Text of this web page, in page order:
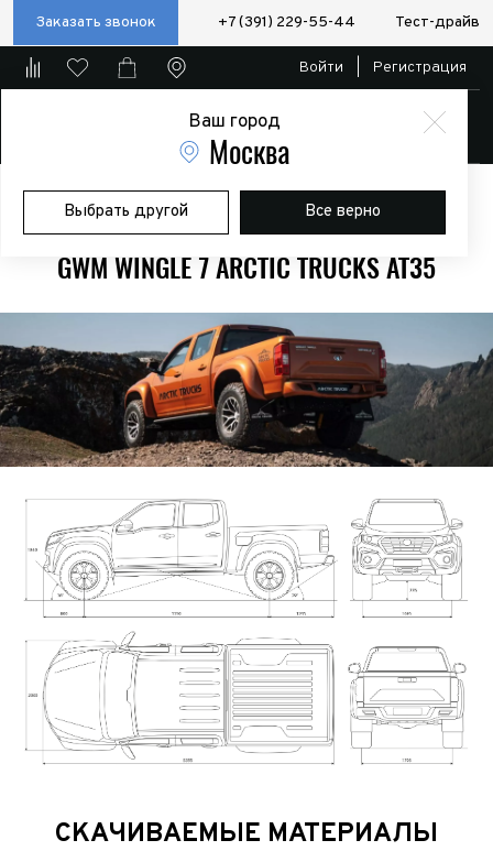
Заказать звонок +7 (391) 229-55-44 Тест-драйв
Ваш город
Москва
Выбрать другой Все верно
Войти Регистрация
Главная Модели Great Wall Arctic Trucks Wingle 7
GWM Wingle 7
Arctic Trucks AT35
GWM WINGLE 7 ARCTIC TRUCKS AT35
СКАЧИВАЕМЫЕ МАТЕРИАЛЫ